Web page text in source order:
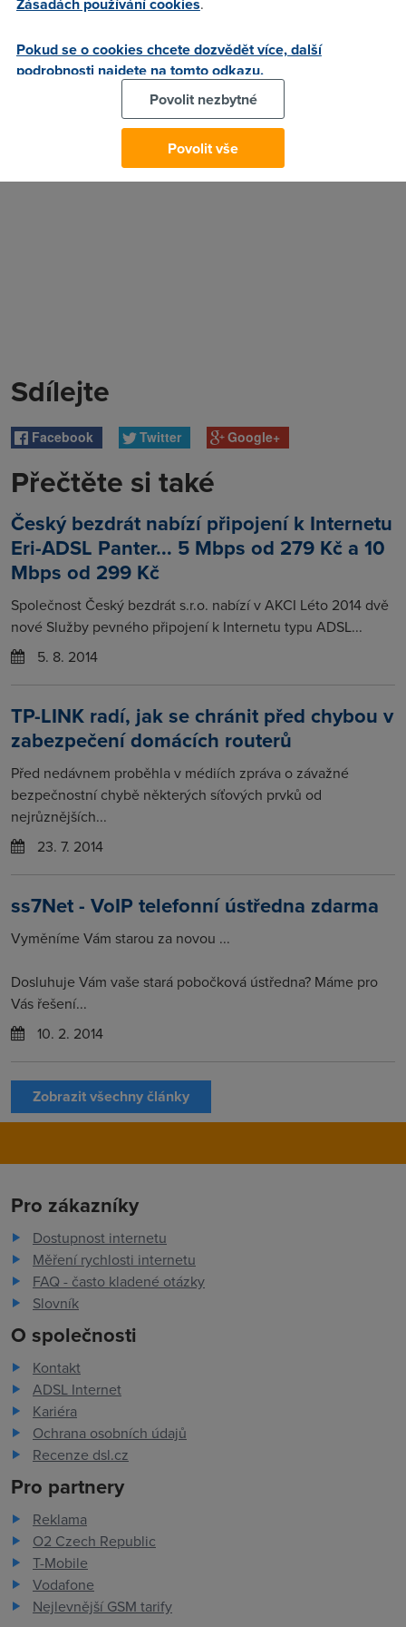
Text nálezu je dostupnýzde[PDF, 441,08 kB].
1. 4. 2011
Autor: Redakce DSL.cz
Sdílejte
Facebook Twitter Google+
Přečtěte si také
Český bezdrát nabízí připojení k Internetu
Eri-ADSL Panter... 5 Mbps od 279 Kč a 10
Mbps od 299 Kč
Společnost Český bezdrát s.r.o. nabízí v AKCI Léto 2014 dvě
nové Služby pevného připojení k Internetu typu ADSL...
5. 8. 2014
TP-LINK radí, jak se chránit před chybou v
zabezpečení domácích routerů
Před nedávnem proběhla v médiích zpráva o závažné
bezpečnostní chybě některých síťových prvků od
nejrůznějších...
23. 7. 2014
ss7Net - VoIP telefonní ústředna zdarma
Vyměníme Vám starou za novou ...
Dosluhuje Vám vaše stará pobočková ústředna? Máme pro
Vás řešení...
10. 2. 2014
Zobrazit všechny články
Pro zákazníky
Dostupnost internetu
Měření rychlosti internetu
FAQ - často kladené otázky
Slovník
O společnosti
Kontakt
ADSL Internet
Kariéra
Ochrana osobních údajů
Recenze dsl.cz
Pro partnery
Reklama
O2 Czech Republic
T-Mobile
Vodafone
Nejlevnější GSM tarify
Pokud se o cookies chcete dozvědět více, další
podrobnosti najdete na tomto odkazu.
Povolit nezbytné
Povolit vše